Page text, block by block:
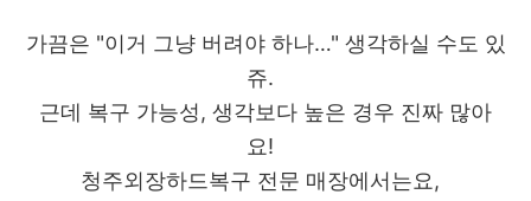
가끔은 "이거 그냥 버려야 하나…" 생각하실 수도 있
쥬.
근데 복구 가능성, 생각보다 높은 경우 진짜 많아
요!
청주외장하드복구 전문 매장에서는요,